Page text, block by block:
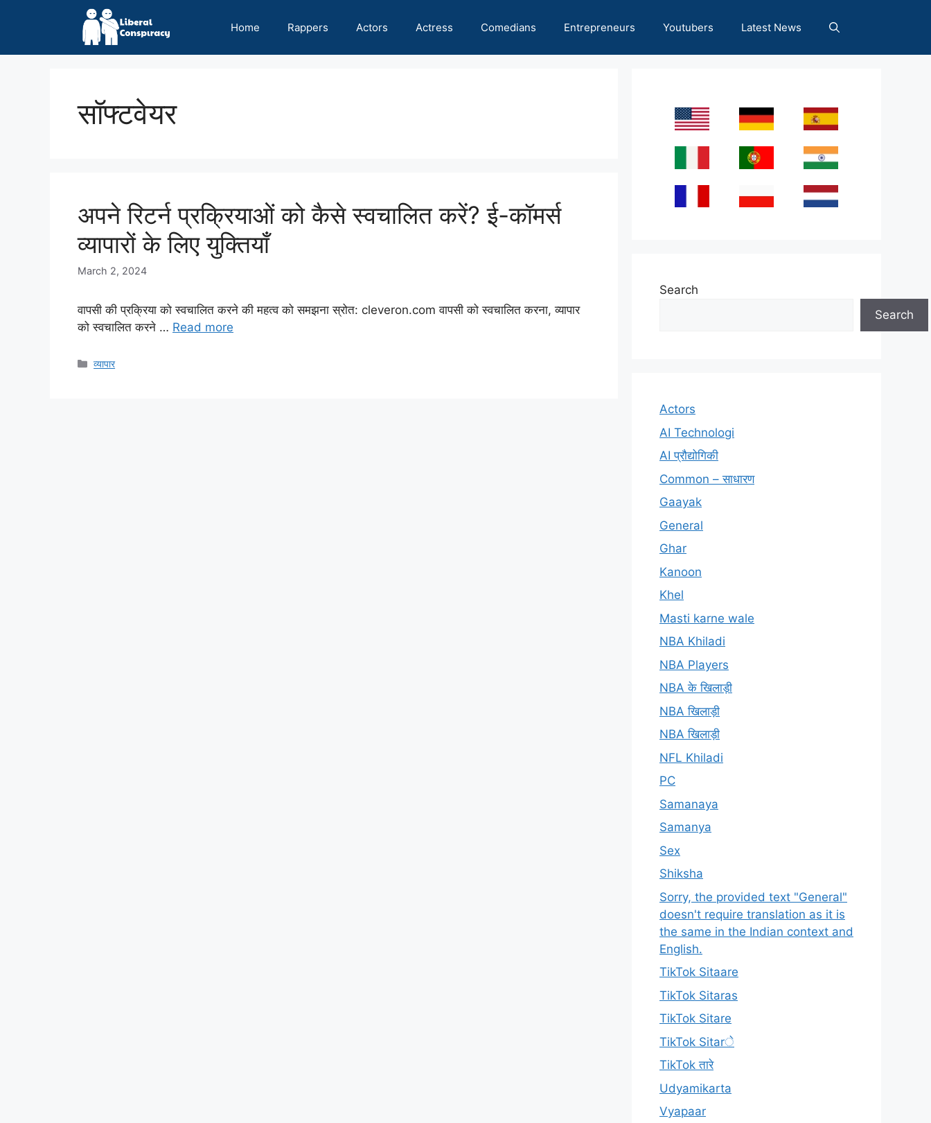
Home Rappers Actors Actress Comedians Entrepreneurs Youtubers Latest News
सॉफ्टवेयर
अपने रिटर्न प्रक्रियाओं को कैसे स्वचालित करें? ई-कॉमर्स
व्यापारों के लिए युक्तियाँ
March 2, 2024
वापसी की प्रक्रिया को स्वचालित करने की महत्व को समझना स्रोत: cleveron.com वापसी को स्वचालित करना, व्यापार
को स्वचालित करने … Read more
Categories
व्यापार
Search
Search
Actors
AI Technologi
AI प्रौद्योगिकी
Common – साधारण
Gaayak
General
Ghar
Kanoon
Khel
Masti karne wale
NBA Khiladi
NBA Players
NBA के खिलाड़ी
NBA खिलाड़ी
NBA खिलाड़ी
NFL Khiladi
PC
Samanaya
Samanya
Sex
Shiksha
Sorry, the provided text "General"
doesn't require translation as it is
the same in the Indian context and
English.
TikTok Sitaare
TikTok Sitaras
TikTok Sitare
TikTok Sitarे
TikTok तारे
Udyamikarta
Vyapaar